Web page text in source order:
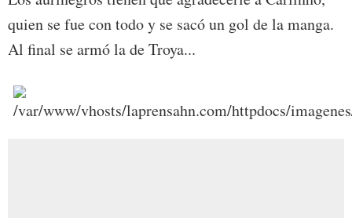
quien se fue con todo y se sacó un gol de la manga.
Al final se armó la de Troya...